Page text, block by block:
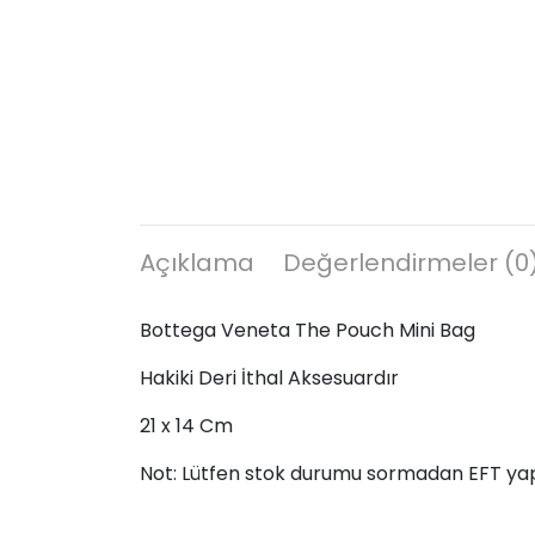
Açıklama Değerlendirmeler
Bottega Veneta The Pouch Mini Bag
Hakiki Deri İthal Aksesuardır
21 x 14 Cm
Not: Lütfen stok durumu sormadan EFT